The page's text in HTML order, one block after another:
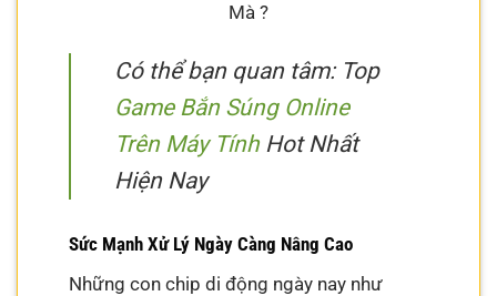
Mà ?
Có thể bạn quan tâm: Top
Game Bắn Súng Online
Trên Máy TínhHot Nhất
Hiện Nay
Sức Mạnh Xử Lý Ngày Càng Nâng Cao
Những con chip di động ngày nay như